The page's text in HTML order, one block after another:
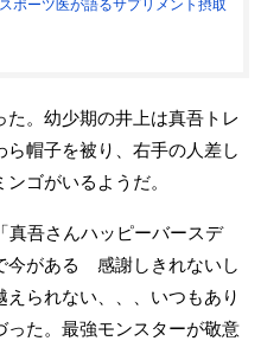
ポーツ医が語るサプリメント摂取
。幼少期の井上は真吾トレ
帽子を被り、右手の人差し
ゴがいるようだ。
吾さんハッピーバースデ
今がある 感謝しきれないし
られない、、、いつもあり
った。最強モンスターが敬意